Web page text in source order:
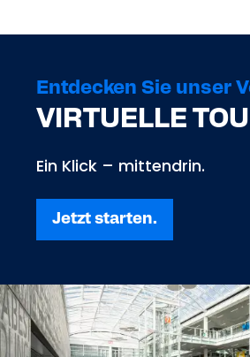
Entdecken Sie unser
VIRTUELLE
Ein Klick – mittendrin.
Jetzt starten.